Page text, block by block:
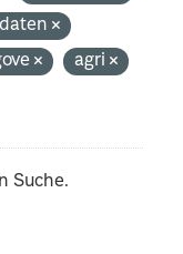
agri
Suche.